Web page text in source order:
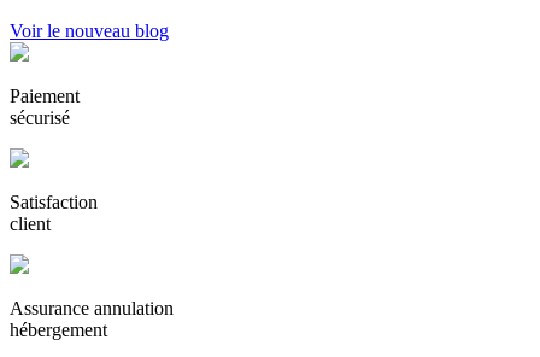
Voir le nouveau blog
Paiement
sécurisé
Satisfaction
client
Assurance annulation
hébergement